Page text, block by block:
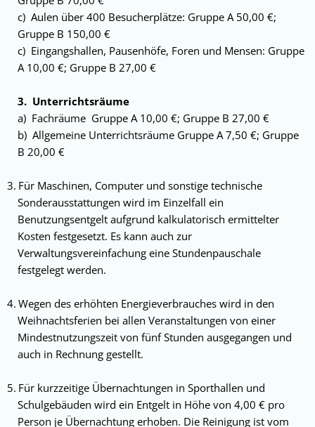
c) Aulen über 400 Besucherplätze: Gruppe A 50,00 €;
Gruppe B 150,00 €
c) Eingangshallen, Pausenhöfe, Foren und Men­sen: Gruppe
A 10,00 €; Gruppe B 27,00 €
3. Unterrichtsräume
a) Fachräume Gruppe A 10,00 €; Gruppe B 27,00 €
b) Allgemeine Unterrichtsräume Gruppe A 7,50 €; Gruppe
B 20,00 €
Für Maschinen, Computer und sonstige technische
Sonderausstattungen wird im Einzel­fall ein
Benutzungsentgelt aufgrund kalkulatorisch ermittelter
Kosten festgesetzt. Es kann auch zur
Verwaltungsvereinfachung eine Stundenpau­schale
festgelegt werden.
Wegen des erhöhten Energieverbrauches wird in den
Weihnachtsferien bei allen Veran­stal­tungen von einer
Mindestnutzungszeit von fünf Stunden ausgegangen und
auch in Rechnung gestellt.
Für kurzzeitige Übernachtungen in Sporthal­len und
Schulgebäuden wird ein Entgelt in Höhe von 4,00 € pro
Person je Übernachtung erhoben. Die Reinigung ist vom